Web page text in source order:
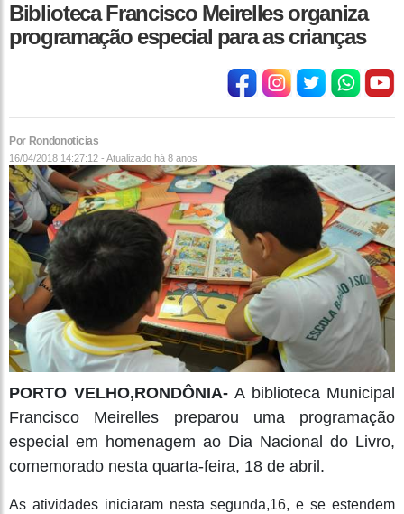
Biblioteca Francisco Meirelles organiza
programação especial para as crianças
Por Rondonoticias
16/04/2018 14:27:12 - Atualizado há 8 anos
PORTO VELHO,RONDÔNIA- A biblioteca Municipal
Francisco Meirelles preparou uma programação
especial em homenagem ao Dia Nacional do Livro,
comemorado nesta quarta-feira, 18 de abril.
As atividades iniciaram nesta segunda,16, e se estendem